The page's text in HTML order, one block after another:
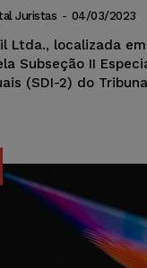
Juristas - 04/03/2023
Ltda., localizada
Subseção II
(SDI-2) do